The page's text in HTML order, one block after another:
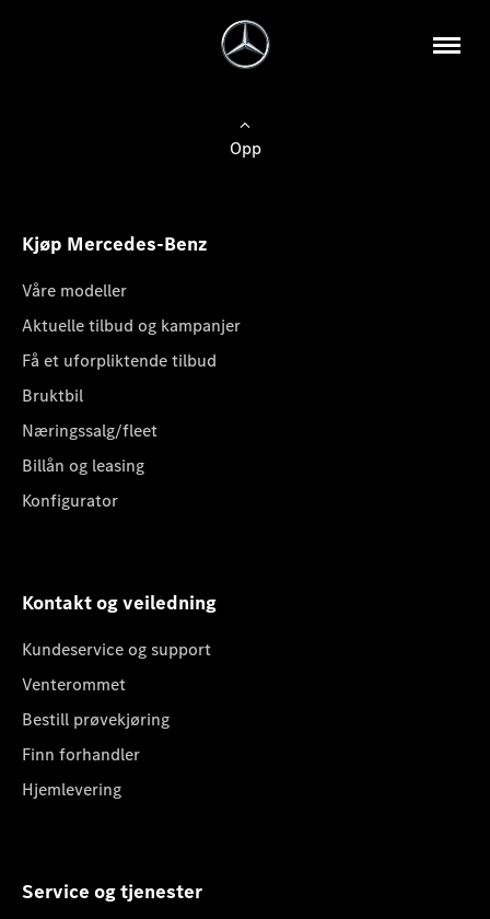
Opp
Kjøp Mercedes-Benz
Våre modeller
Aktuelle tilbud og kampanjer
Få et uforpliktende tilbud
Bruktbil
Næringssalg/fleet
Billån og leasing
Konfigurator
Kontakt og veiledning
Kundeservice og support
Venterommet
Bestill prøvekjøring
Finn forhandler
Hjemlevering
Service og tjenester